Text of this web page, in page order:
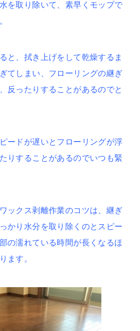
を取り除いて、素早くモップで
と、拭き上げをして乾燥するま
てしまい、フローリングの継ぎ
反ったりすることがあるのでと
ードが遅いとフローリングが浮
りすることがあるのでいつも緊
ックス剥離作業のコツは、継ぎ
かり水分を取り除くのとスピー
の濡れている時間が長くなるほ
ます。